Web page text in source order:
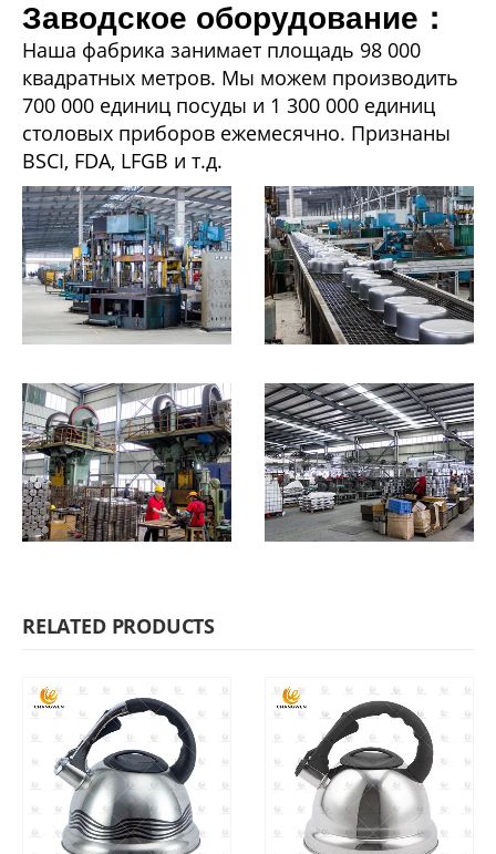
Заводское оборудование：
Наша фабрика занимает площадь 98 000
квадратных метров. Мы можем производить
700 000 единиц посуды и 1 300 000 единиц
столовых приборов ежемесячно. Признаны
BSCI, FDA, LFGB и т.д.
RELATED PRODUCTS